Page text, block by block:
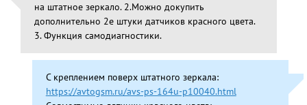
на штатное зеркало. 2.Можно докупить
дополнительно 2е штуки датчиков красного цвета.
3. Функция самодиагностики.
С креплением поверх штатного зеркала:
https://avtogsm.ru/avs-ps-164u-p10040.html